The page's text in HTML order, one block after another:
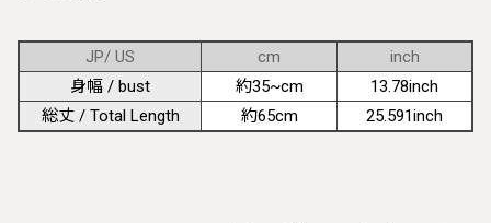
JP/ US cm
inch
身幅 / bust
約35~cm
13.78inch
総丈 / Total Length
約65cm 25.591inch